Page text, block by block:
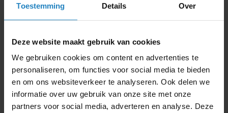
Toestemming Details Over
Deze website maakt gebruik van cookies
We gebruiken cookies om content en advertenties te
personaliseren, om functies voor social media te bieden
en om ons websiteverkeer te analyseren. Ook delen we
informatie over uw gebruik van onze site met onze
partners voor social media, adverteren en analyse. Deze
voor module 2 en wat denk je
dik geslaagd waar van je der
13 fout mag hebben had ik er
leuke begleidsters die je
gerust stellen en je steunen
wat top dit
“
Damian Naliboff
en elke vraag die behandeld
word komt overheen met de
cbr vragen al met al top
Lars Cruiming